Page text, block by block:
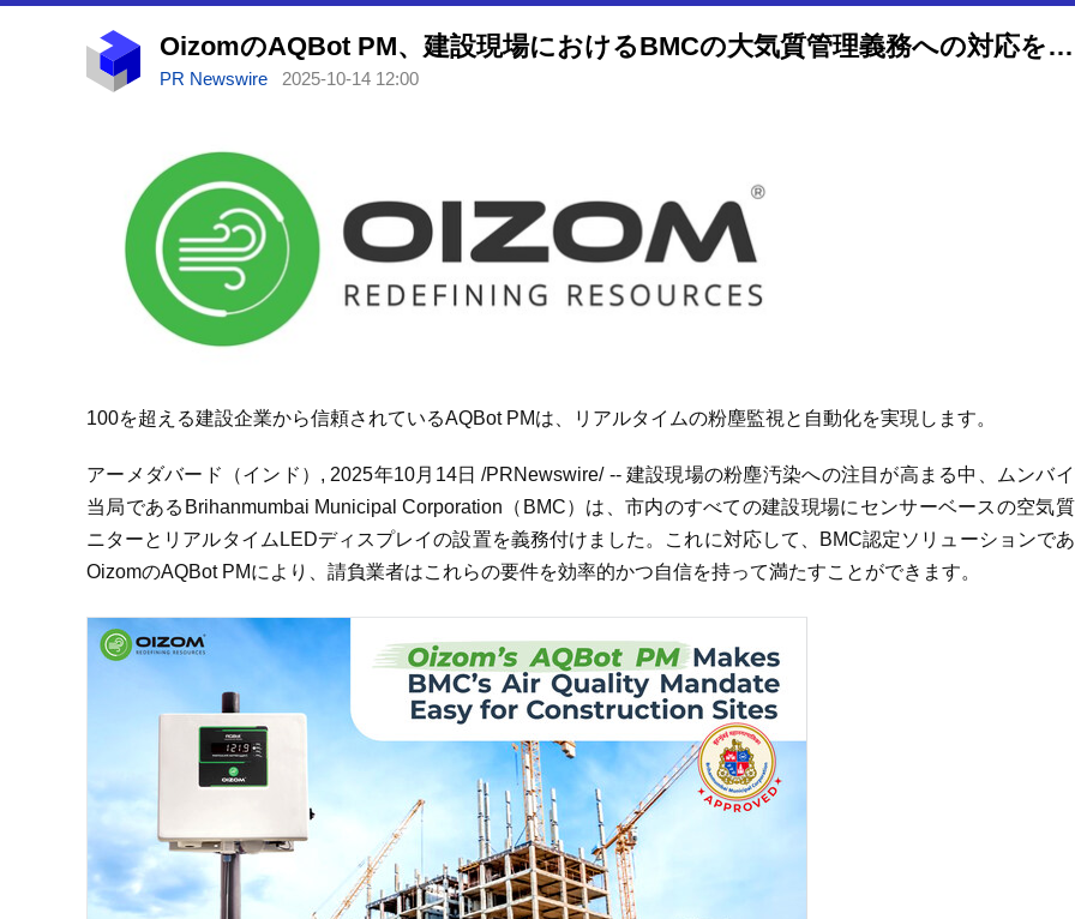
OizomのAQBot PM、建設現場におけるBMCの大気質管理義務への対応をスムーズに実現
PR Newswire 2025-10-14 12:00
100を超える建設企業から信頼されているAQBot PMは、リアルタイムの粉塵監視と自動化を実現します。
アーメダバード（インド） , 2025年10月14日 /PRNewswire/ -- 建設現場の粉塵汚染への注目が高まる中、ムンバ
当局であるBrihanmumbai Municipal Corporation（BMC）は、市内のすべての建設現場にセンサーベースの空気
ニターとリアルタイムLEDディスプレイの設置を義務付けました。これに対応して、BMC認定ソリューションで
OizomのAQBot PMにより、請負業者はこれらの要件を効率的かつ自信を持って満たすことができます。